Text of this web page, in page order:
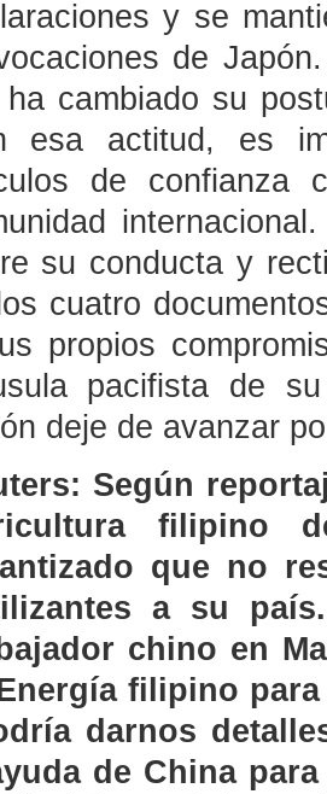
y se
de
ha cambiado su
esa actitud, es
de confianza
su conducta y
cuatro
propios
pacifista de
deje de avanzar
Según
filipino
que no
a su
chino en
filipino
darnos
de China